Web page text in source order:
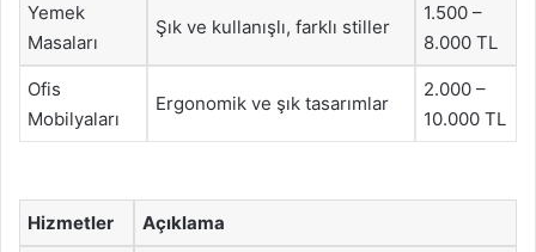
Yemek
Masaları
Şık ve kullanışlı, farklı stiller
1.500 –
8.000 TL
Ofis
Mobilyaları
Ergonomik ve şık tasarımlar
2.000 –
10.000 TL
Hizmetler Açıklama